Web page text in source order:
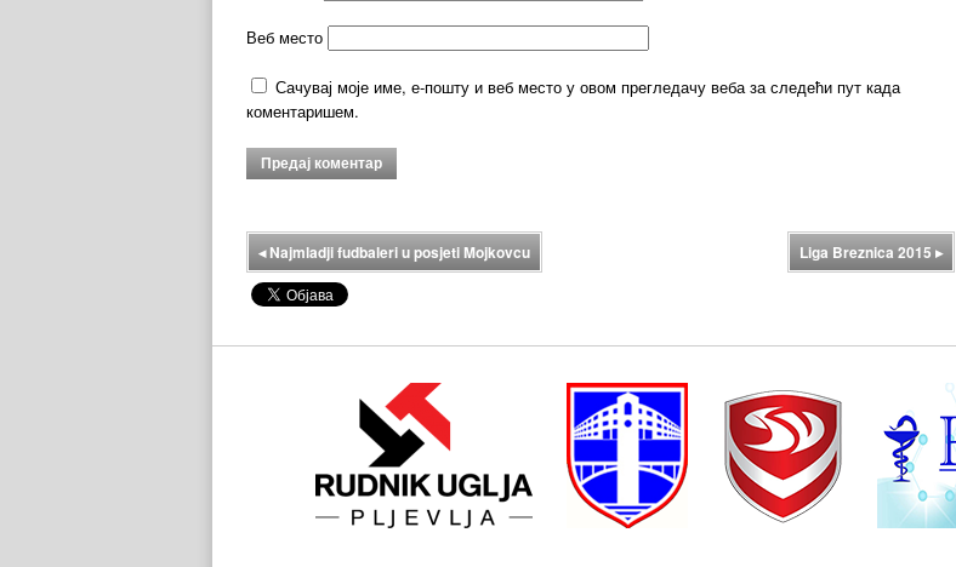
Веб место
Сачувај моје име, е-пошту и веб место у овом прегледачу веба за следећи пут када
коментаришем.
◂Najmladji fudbaleri u posjeti Mojkovcu Liga Breznica 2015 ▸